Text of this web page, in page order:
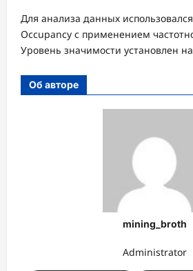
Для анализа данных
Occupancy с применением
Уровень значимости установлен
Об авторе
mining_broth
Administrator